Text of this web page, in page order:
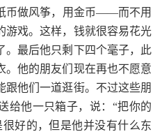
币做风筝，用金币——而不用
戏。这样，钱就很容易花光
。最后他只剩下四个毫子，此
。他的朋友们现在再也不愿意
跟他们一道逛街。不过这些朋
给他一只箱子，说：“把你的
好的，但是他并没有什么东